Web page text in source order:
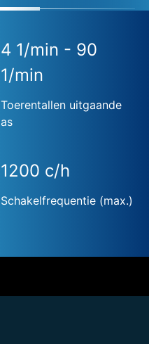
4 1/min - 90
1/min
Toerentallen uitgaande
as
1200 c/h
Schakelfrequentie (max.)